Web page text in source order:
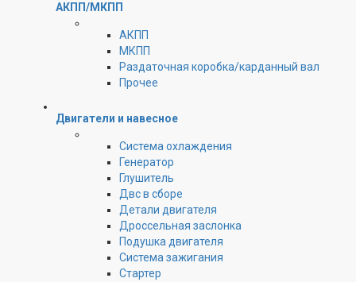
АКПП/МКПП
АКПП
МКПП
Раздаточная коробка/карданный вал
Прочее
Двигатели и навесное
Cистема охлаждения
Генератор
Глушитель
Двс в сборе
Детали двигателя
Дроссельная заслонка
Подушка двигателя
Система зажигания
Стартер